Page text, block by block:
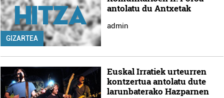
GIZARTEA
antolatu du Antxetak
admin
Euskal Irratiek urteurren
kontzertua antolatu dute
larunbaterako Hazparnen